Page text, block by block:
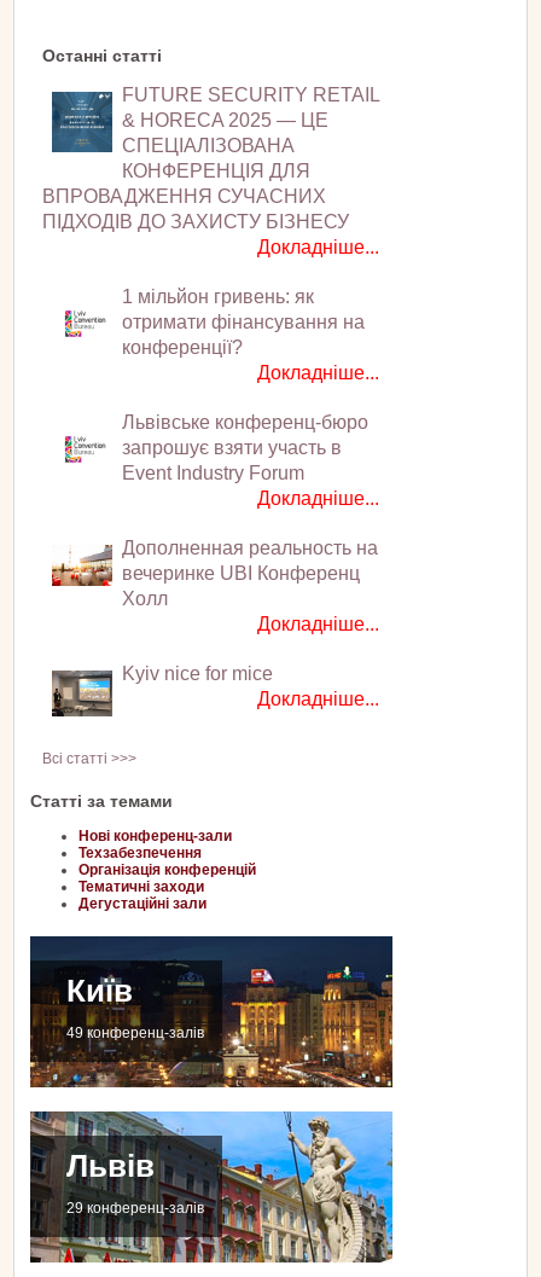
Останні статті
FUTURE SECURITY RETAIL
& HORECA 2025 — ЦЕ
СПЕЦІАЛІЗОВАНА
КОНФЕРЕНЦІЯ ДЛЯ
ВПРОВАДЖЕННЯ СУЧАСНИХ
ПІДХОДІВ ДО ЗАХИСТУ БІЗНЕСУ
Докладніше...
1 мільйон гривень: як
отримати фінансування на
конференції?
Докладніше...
Львівське конференц-бюро
запрошує взяти участь в
Event Industry Forum
Докладніше...
Дополненная реальность на
вечеринке UBI Конференц
Холл
Докладніше...
Kyiv nice for mice
Докладніше...
Всі статті >>>
Статті за темами
Нові конференц-зали
Техзабезпечення
Організація конференцій
Тематичні заходи
Дегустаційні зали
Київ
49 конференц-залів
Львів
29 конференц-залів